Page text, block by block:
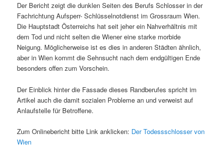
Der Bericht zeigt die dunklen Seiten des Berufs Schlosser in der
Fachrichtung Aufsperr- Schlüsselnotdienst im Grossraum Wien.
Die Hauptstadt Österreichs hat seit jeher ein Nahverhältnis mit
dem Tod und nicht selten die Wiener eine starke morbide
Neigung. Möglicherweise ist es dies in anderen Städten ähnlich,
aber in Wien kommt die Sehnsucht nach dem endgültigen Ende
besonders offen zum Vorschein.
Der Einblick hinter die Fassade dieses Randberufes spricht im
Artikel auch die damit sozialen Probleme an und verweist auf
Anlaufstelle für Betroffene.
Zum Onlinebericht bitte Link anklicken: Der Todessschlosser von
Wien